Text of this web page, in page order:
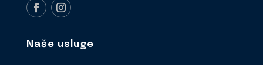
Naše usluge